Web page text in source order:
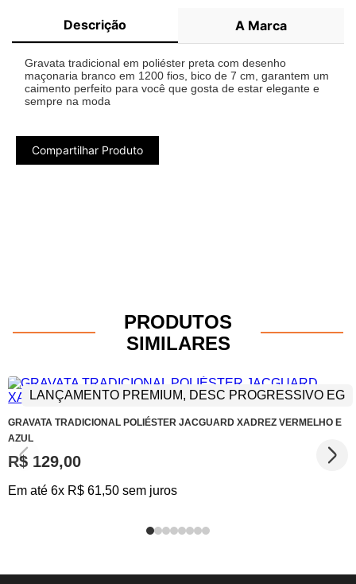
Descrição A Marca
Gravata tradicional em poliéster preta com desenho
maçonaria branco em 1200 fios, bico de 7 cm, garantem um
caimento perfeito para você que gosta de estar elegante e
sempre na moda
Compartilhar Produto
PRODUTOS
SIMILARES
LANÇAMENTO PREMIUM, DESC PROGRESSIVO EG
GRAVATA TRADICIONAL POLIÉSTER JACGUARD XADREZ VERMELHO E
AZUL
R$ 129,00
Em até 6x R$ 61,50 sem juros